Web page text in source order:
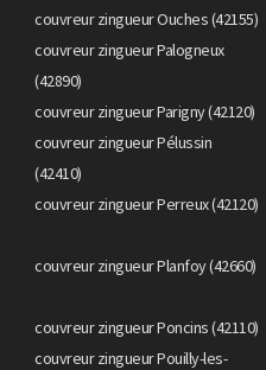
couvreur zingueur Ouches (42155)
couvreur zingueur Palogneux
(42890)
couvreur zingueur Parigny (42120)
couvreur zingueur Pélussin
(42410)
couvreur zingueur Perreux (42120)
couvreur zingueur Planfoy (42660)
couvreur zingueur Poncins (42110)
couvreur zingueur Pouilly-les-